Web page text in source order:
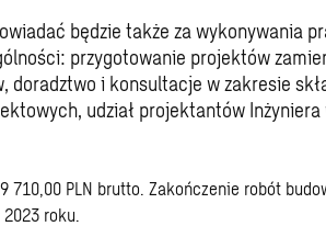
będzie także za wykonywania
przygotowanie projektów
doradztwo i konsultacje w zakresie
udział projektantów Inżyniera
710,00 PLN brutto. Zakończenie robót
roku.